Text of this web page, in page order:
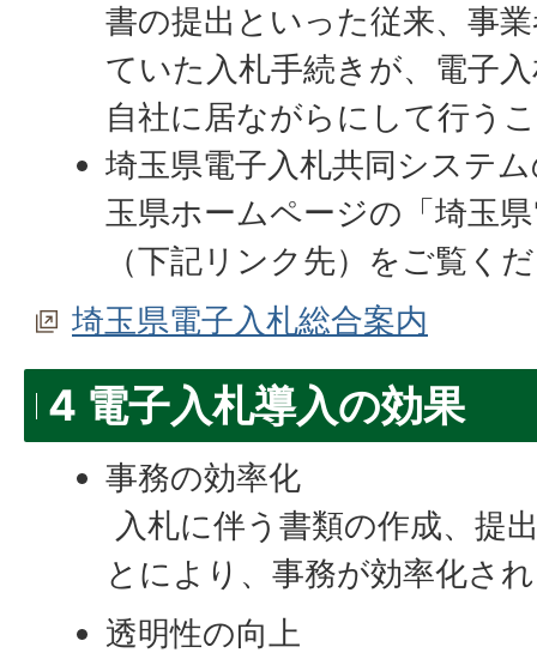
書の提出といった従来、事
ていた入札手続きが、電子
自社に居ながらにして行う
埼玉県電子入札共同システ
玉県ホームページの「埼玉
（下記リンク先）をご覧く
埼玉県電子入札総合案内
4 電子入札導入の効果
事務の効率化
入札に伴う書類の作成、提
とにより、事務が効率化さ
透明性の向上